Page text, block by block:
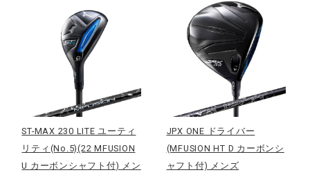
メディカル
コラボ／ライセンス
セール
ST-MAX 230 LITE ユーティ
リティ(No.5)(22 MFUSION
U カーボンシャフト付) メン
JPX ONE ドライバー
(MFUSION HT D カーボンシ
ャフト付) メンズ